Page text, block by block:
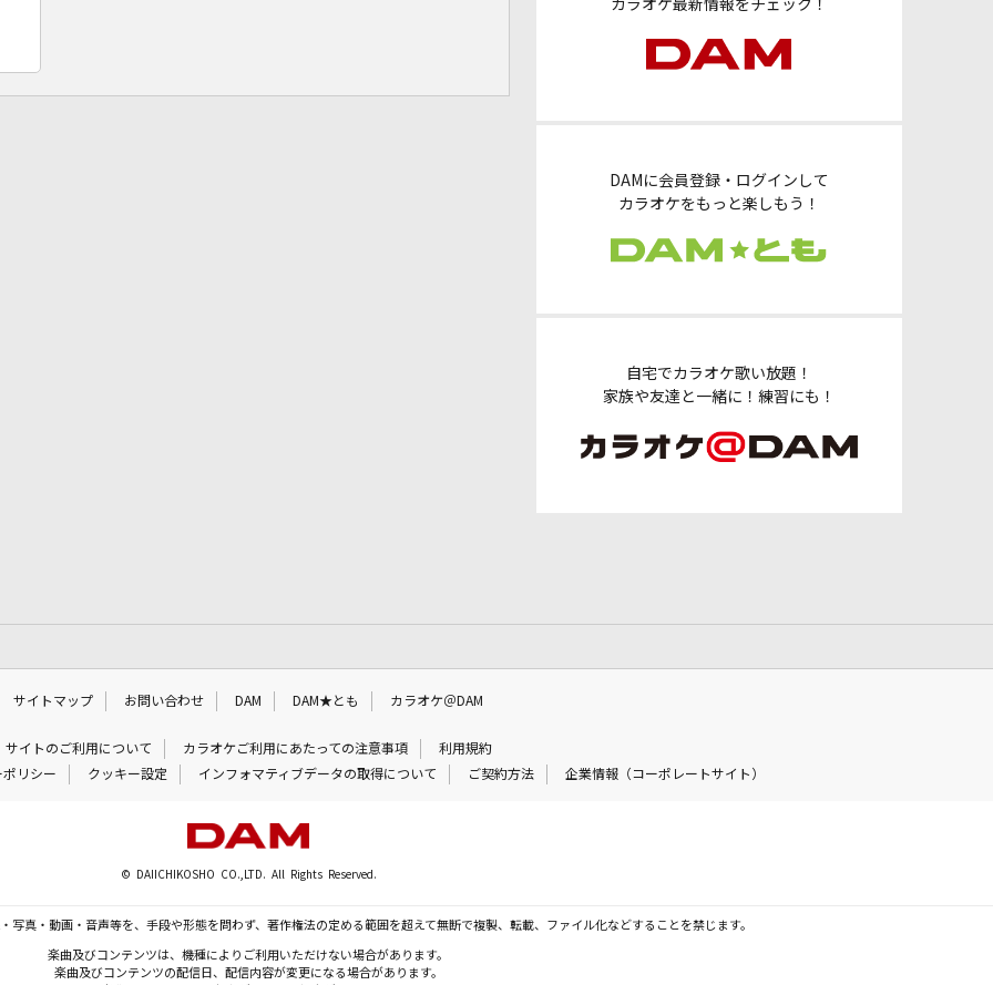
カラオケ最新情報をチェック！
DAMに会員登録・ログインして
カラオケをもっと楽しもう！
自宅でカラオケ歌い放題！
家族や友達と一緒に！練習にも！
サイトマップ お問い合わせ DAM DAM★とも カラオケ＠DAM
サイトのご利用について カラオケご利用にあたっての注意事項
利用規約
リシー
クッキー設定 インフォマティブデータの取得について ご契約方法 企業情報（コーポレートサイト）
© DAIICHIKOSHO CO.,LTD. All Rights Reserved.
写真・動画・音声等を、手段や形態を問わず、著作権法の定める範囲を超えて無断で複製、転載、ファイル化などすることを禁じます。
楽曲及びコンテンツは、機種によりご利用いただけない場合があります。
楽曲及びコンテンツの配信日、配信内容が変更になる場合があります。